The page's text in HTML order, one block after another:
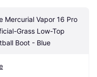
Mercurial Vapor 16 Pro
Grass Low-Top
Boot - Blue